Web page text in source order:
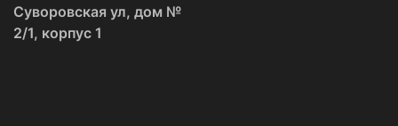
Суворовская ул, дом №
2/1, корпус 1